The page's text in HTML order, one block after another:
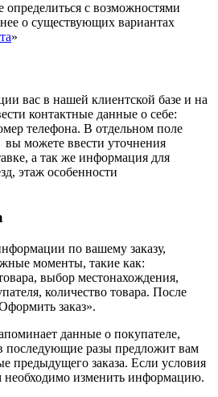
с возможностями
о существующих вариантах
»
вас в нашей клиентской базе и на
контактные данные о себе:
телефона. В отдельном поле
вы можете ввести уточнения
а так же информация для
этаж особенности
по вашему заказу,
моменты, такие как:
выбор местонахождения,
количество товара. После
заказ».
данные о покупателе,
последующие разы предложит вам
предыдущего заказа. Если условия
необходимо изменить информацию.